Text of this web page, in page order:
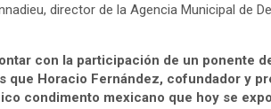
director de la Agencia Municipal de
con la participación de un ponente
que Horacio Fernández, cofundador y
condimento mexicano que hoy se